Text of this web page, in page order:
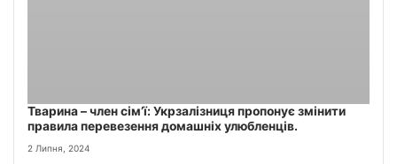
Тварина – член сім’ї: Укрзалізниця пропонує змінити
правила перевезення домашніх улюбленців.
2 Липня, 2024